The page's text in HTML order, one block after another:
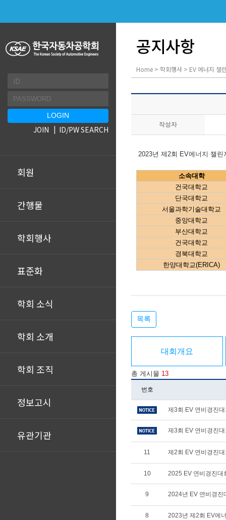
회원
간행물
학회행사
표준화
학회 소식
학회 소개
학회 조직
정보고시
유관기관
JOIN ID/PW SEARCH
공지사항
Home > 학회행사 > EV 에너지 챌
작성자
2023년 제2회 EV에너지 챌
소속대학
건국대학교
단국대학교
서울과학기술대학교
중앙대학교
부산대학교
건국대학교
경북대학교
한양대학교(ERICA)
목록
대회개요
총 게시물 13
번호
제3회 EV 연비경진
제3회 EV 연비경진
11 제2회 EV 연비경진
10 2025 EV 연비경진대
9 2024년 EV 연비경진
8 2023년 제2회 EV에